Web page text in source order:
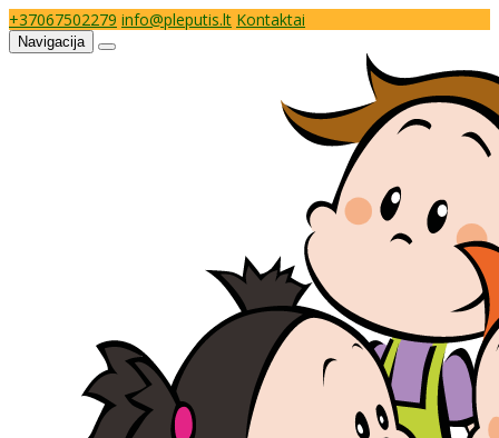
+37067502279 info@pleputis.lt Kontaktai
Navigacija